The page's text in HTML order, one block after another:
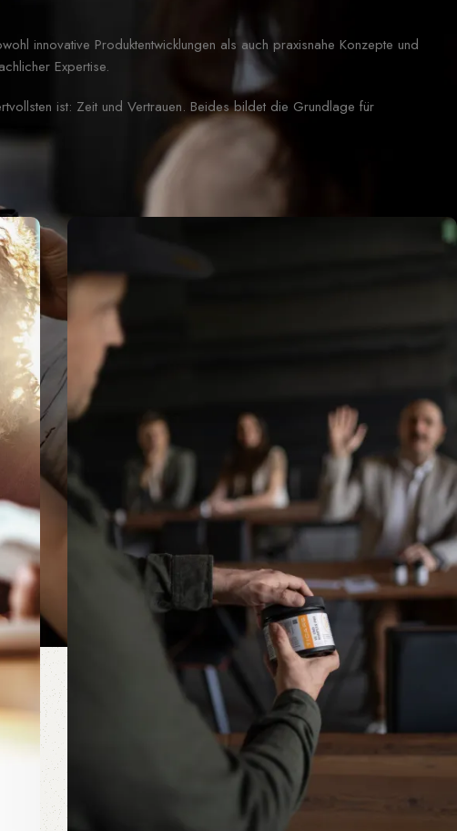
innovative Produktentwicklungen als auch praxisnahe Konzepte und
Expertise.
ist: Zeit und Vertrauen. Beides bildet die Grundlage für